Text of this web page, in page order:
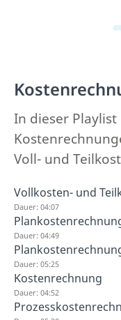
In dieser
Voll- und
Vollkosten- und
Dauer: 04:07
Dauer: 04:49
Dauer: 05:25
Kostenrechnung
Dauer: 04:52